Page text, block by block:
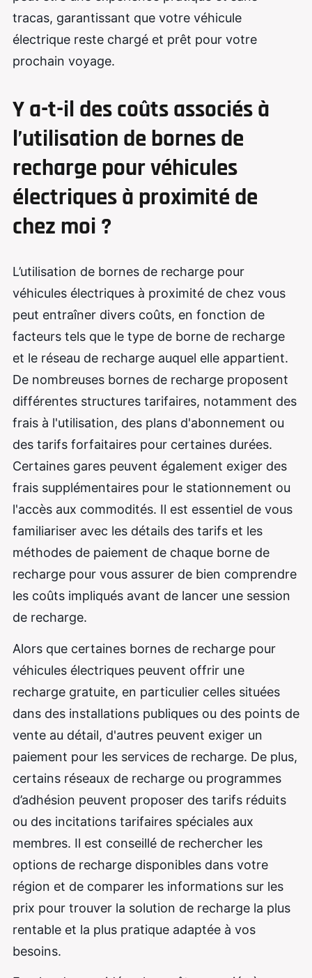
tracas, garantissant que votre véhicule
électrique reste chargé et prêt pour votre
prochain voyage.
Y a-t-il des coûts associés à
l’utilisation de bornes de
recharge pour véhicules
électriques à proximité de
chez moi ?
L’utilisation de bornes de recharge pour
véhicules électriques à proximité de chez vous
peut entraîner divers coûts, en fonction de
facteurs tels que le type de borne de recharge
et le réseau de recharge auquel elle appartient.
De nombreuses bornes de recharge proposent
différentes structures tarifaires, notamment des
frais à l'utilisation, des plans d'abonnement ou
des tarifs forfaitaires pour certaines durées.
Certaines gares peuvent également exiger des
frais supplémentaires pour le stationnement ou
l'accès aux commodités. Il est essentiel de vous
familiariser avec les détails des tarifs et les
méthodes de paiement de chaque borne de
recharge pour vous assurer de bien comprendre
les coûts impliqués avant de lancer une session
de recharge.
Alors que certaines bornes de recharge pour
véhicules électriques peuvent offrir une
recharge gratuite, en particulier celles situées
dans des installations publiques ou des points de
vente au détail, d'autres peuvent exiger un
paiement pour les services de recharge. De plus,
certains réseaux de recharge ou programmes
d’adhésion peuvent proposer des tarifs réduits
ou des incitations tarifaires spéciales aux
membres. Il est conseillé de rechercher les
options de recharge disponibles dans votre
région et de comparer les informations sur les
prix pour trouver la solution de recharge la plus
rentable et la plus pratique adaptée à vos
besoins.